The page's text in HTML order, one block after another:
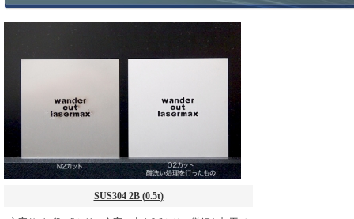
SUS304 2B (0.5t)